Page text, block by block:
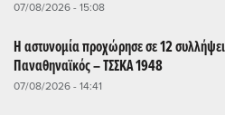
07/08/2026 - 15:08
Η αστυνομία προχώρησε σε 12
Παναθηναϊκός – ΤΣΣΚΑ 1948
07/08/2026 - 14:41